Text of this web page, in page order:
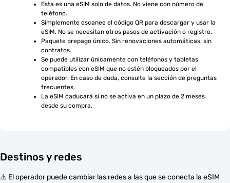
Esta es una eSIM solo de datos. No viene con número de
teléfono.
Simplemente escanee el código QR para descargar y usar la
eSIM. No se necesitan otros pasos de activación o registro.
Paquete prepago único. Sin renovaciones automáticas, sin
contratos.
Se puede utilizar únicamente con teléfonos y tabletas
compatibles con eSIM que no estén bloqueados por el
operador. En caso de duda, consulte la sección de preguntas
frecuentes.
La eSIM caducará si no se activa en un plazo de 2 meses
desde su compra.
Destinos y redes
⚠️ El operador puede cambiar las redes a las que se conecta la eSIM